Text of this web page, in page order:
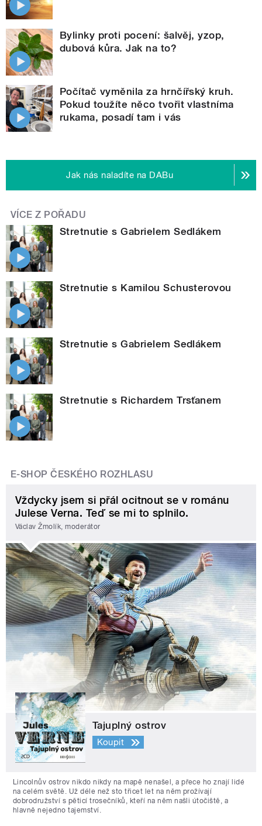
Bylinky proti pocení: šalvěj, yzop,
dubová kůra. Jak na to?
Počítač vyměnila za hrnčířský kruh.
Pokud toužíte něco tvořit vlastníma
rukama, posadí tam i vás
Jak nás naladíte na DABu
VÍCE Z POŘADU
Stretnutie s Gabrielem Sedlákem
Stretnutie s Kamilou Schusterovou
Stretnutie s Gabrielem Sedlákem
Stretnutie s Richardem Trsťanem
E-SHOP ČESKÉHO ROZHLASU
Vždycky jsem si přál ocitnout se v románu
Julese Verna. Teď se mi to splnilo.
Václav Žmolík, moderátor
Tajuplný ostrov
Koupit
Lincolnův ostrov nikdo nikdy na mapě nenašel, a přece ho znají lidé
na celém světě. Už déle než sto třicet let na něm prožívají
dobrodružství s pěticí trosečníků, kteří na něm našli útočiště, a
hlavně nejedno tajemství.